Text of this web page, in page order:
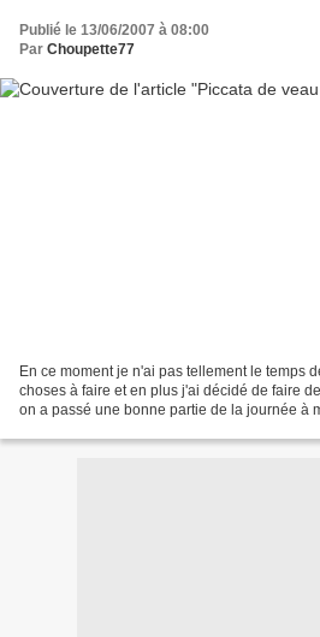
Publié le 13/06/2007 à 08:00
Par Choupette77
En ce moment je n'ai pas tellement le temps
choses à faire et en plus j'ai décidé de faire
on a passé une bonne partie de la journée à